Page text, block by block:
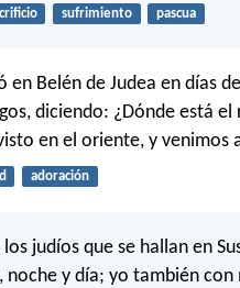
sufrimiento pascua
en Belén de Judea en días
diciendo: ¿Dónde está
en el oriente, y venimos
adoración
judíos que se hallan en
noche y día; yo también